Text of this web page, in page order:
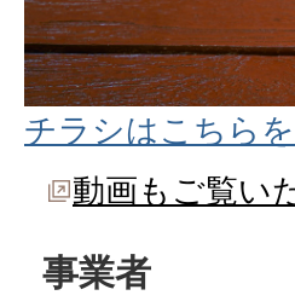
チラシはこちら
動画もご覧い
事業者